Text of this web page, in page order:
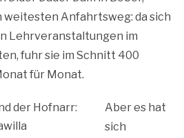
Anfahrtsweg: da sich
Lehrveranstaltungen im
fuhr sie im Schnitt 400
für Monat.
Aber es hat
sich